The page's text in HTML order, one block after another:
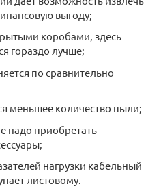
выгоду;
коробами, здесь
гораздо лучше;
по сравнительно
меньшее количество пыли;
надо приобретать
нагрузки кабельный
листовому.